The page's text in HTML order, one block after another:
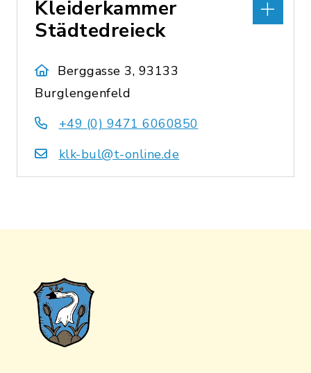
Kleiderkammer
Städtedreieck
Berggasse 3, 93133
Burglengenfeld
+49 (0) 9471 6060850
klk-bul@t-online.de